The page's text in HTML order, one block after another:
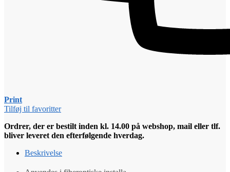
Print
Tilføj til favoritter
Ordrer, der er bestilt inden kl. 14.00 på webshop, mail eller tlf.
bliver leveret den efterfølgende hverdag.
Beskrivelse